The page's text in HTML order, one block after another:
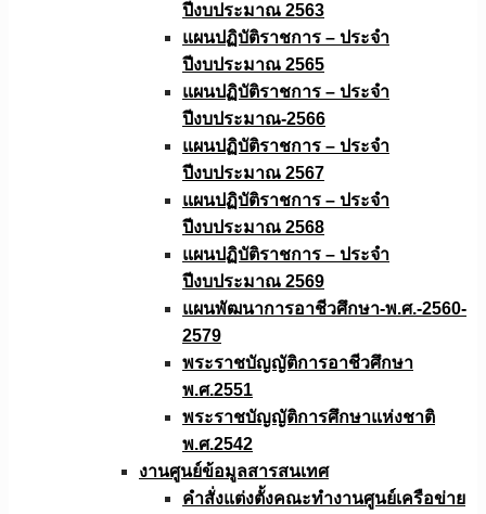
ปีงบประมาณ 2563
แผนปฏิบัติราชการ – ประจำ
ปีงบประมาณ 2565
แผนปฏิบัติราชการ – ประจำ
ปีงบประมาณ-2566
แผนปฏิบัติราชการ – ประจำ
ปีงบประมาณ 2567
แผนปฏิบัติราชการ – ประจำ
ปีงบประมาณ 2568
แผนปฏิบัติราชการ – ประจำ
ปีงบประมาณ 2569
แผนพัฒนาการอาชีวศึกษา-พ.ศ.-2560-
2579
พระราชบัญญัติการอาชีวศึกษา
พ.ศ.2551
พระราชบัญญัติการศึกษาแห่งชาติ
พ.ศ.2542
งานศูนย์ข้อมูลสารสนเทศ
คำสั่งแต่งตั้งคณะทำงานศูนย์เครือข่าย